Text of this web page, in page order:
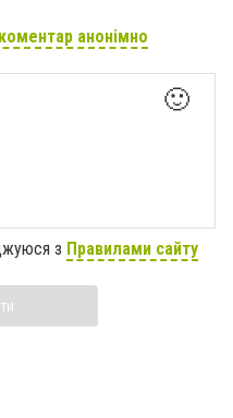
анонімно
🙂
з Правилами сайту